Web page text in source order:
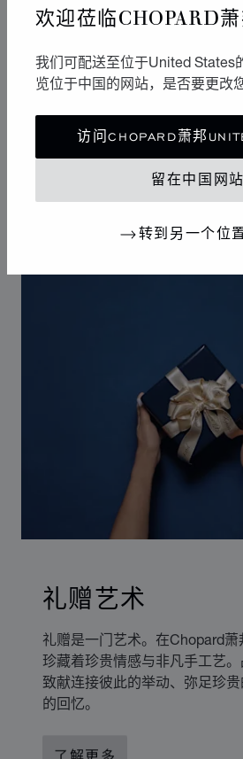
欢迎莅临CHOPARD
我们可配送至位于United States
览位于中国的网站，是否要更改
访问CHOPARD萧邦
留在中国网站
转到另一个位
设计
标志性设
Happy Sport腕表拥有柔和曲线，
是首款将钻石的高贵气质与精钢
作。
礼赠艺术
礼赠是一门艺术。在Chopard
珍藏着珍贵情感与非凡手工艺。
致献连接彼此的举动、弥足珍
的回忆。